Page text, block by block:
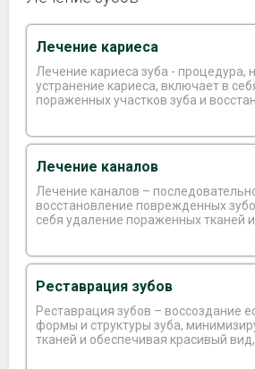
Лечение кариеса
Лечение кариеса зуба - процедура,
устранение кариеса, включает в
пораженных участков зуба и
формы с использованием
Лечение каналов
Лечение каналов –
восстановление поврежденных
себя удаление пораженных тканей
микроорганизмов. После
запломбирование, что может
Реставрация зубов
Реставрация зубов – воссоздание
формы и структуры зуба, минимизируя повреждение
тканей и обеспечивая красивый